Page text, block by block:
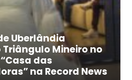
Uberlândia
Mineiro no
das
na Record News